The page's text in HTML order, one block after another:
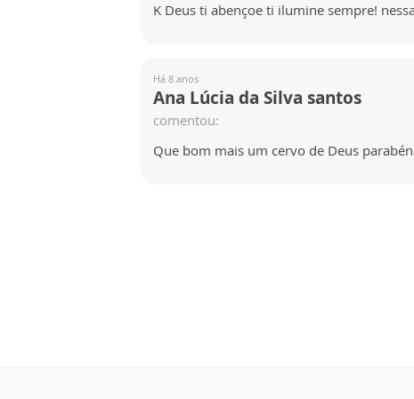
K Deus ti abençoe ti ilumine sempre!
Há 8 anos
Ana Lúcia da Silva santos
comentou:
Que bom mais um cervo de Deus